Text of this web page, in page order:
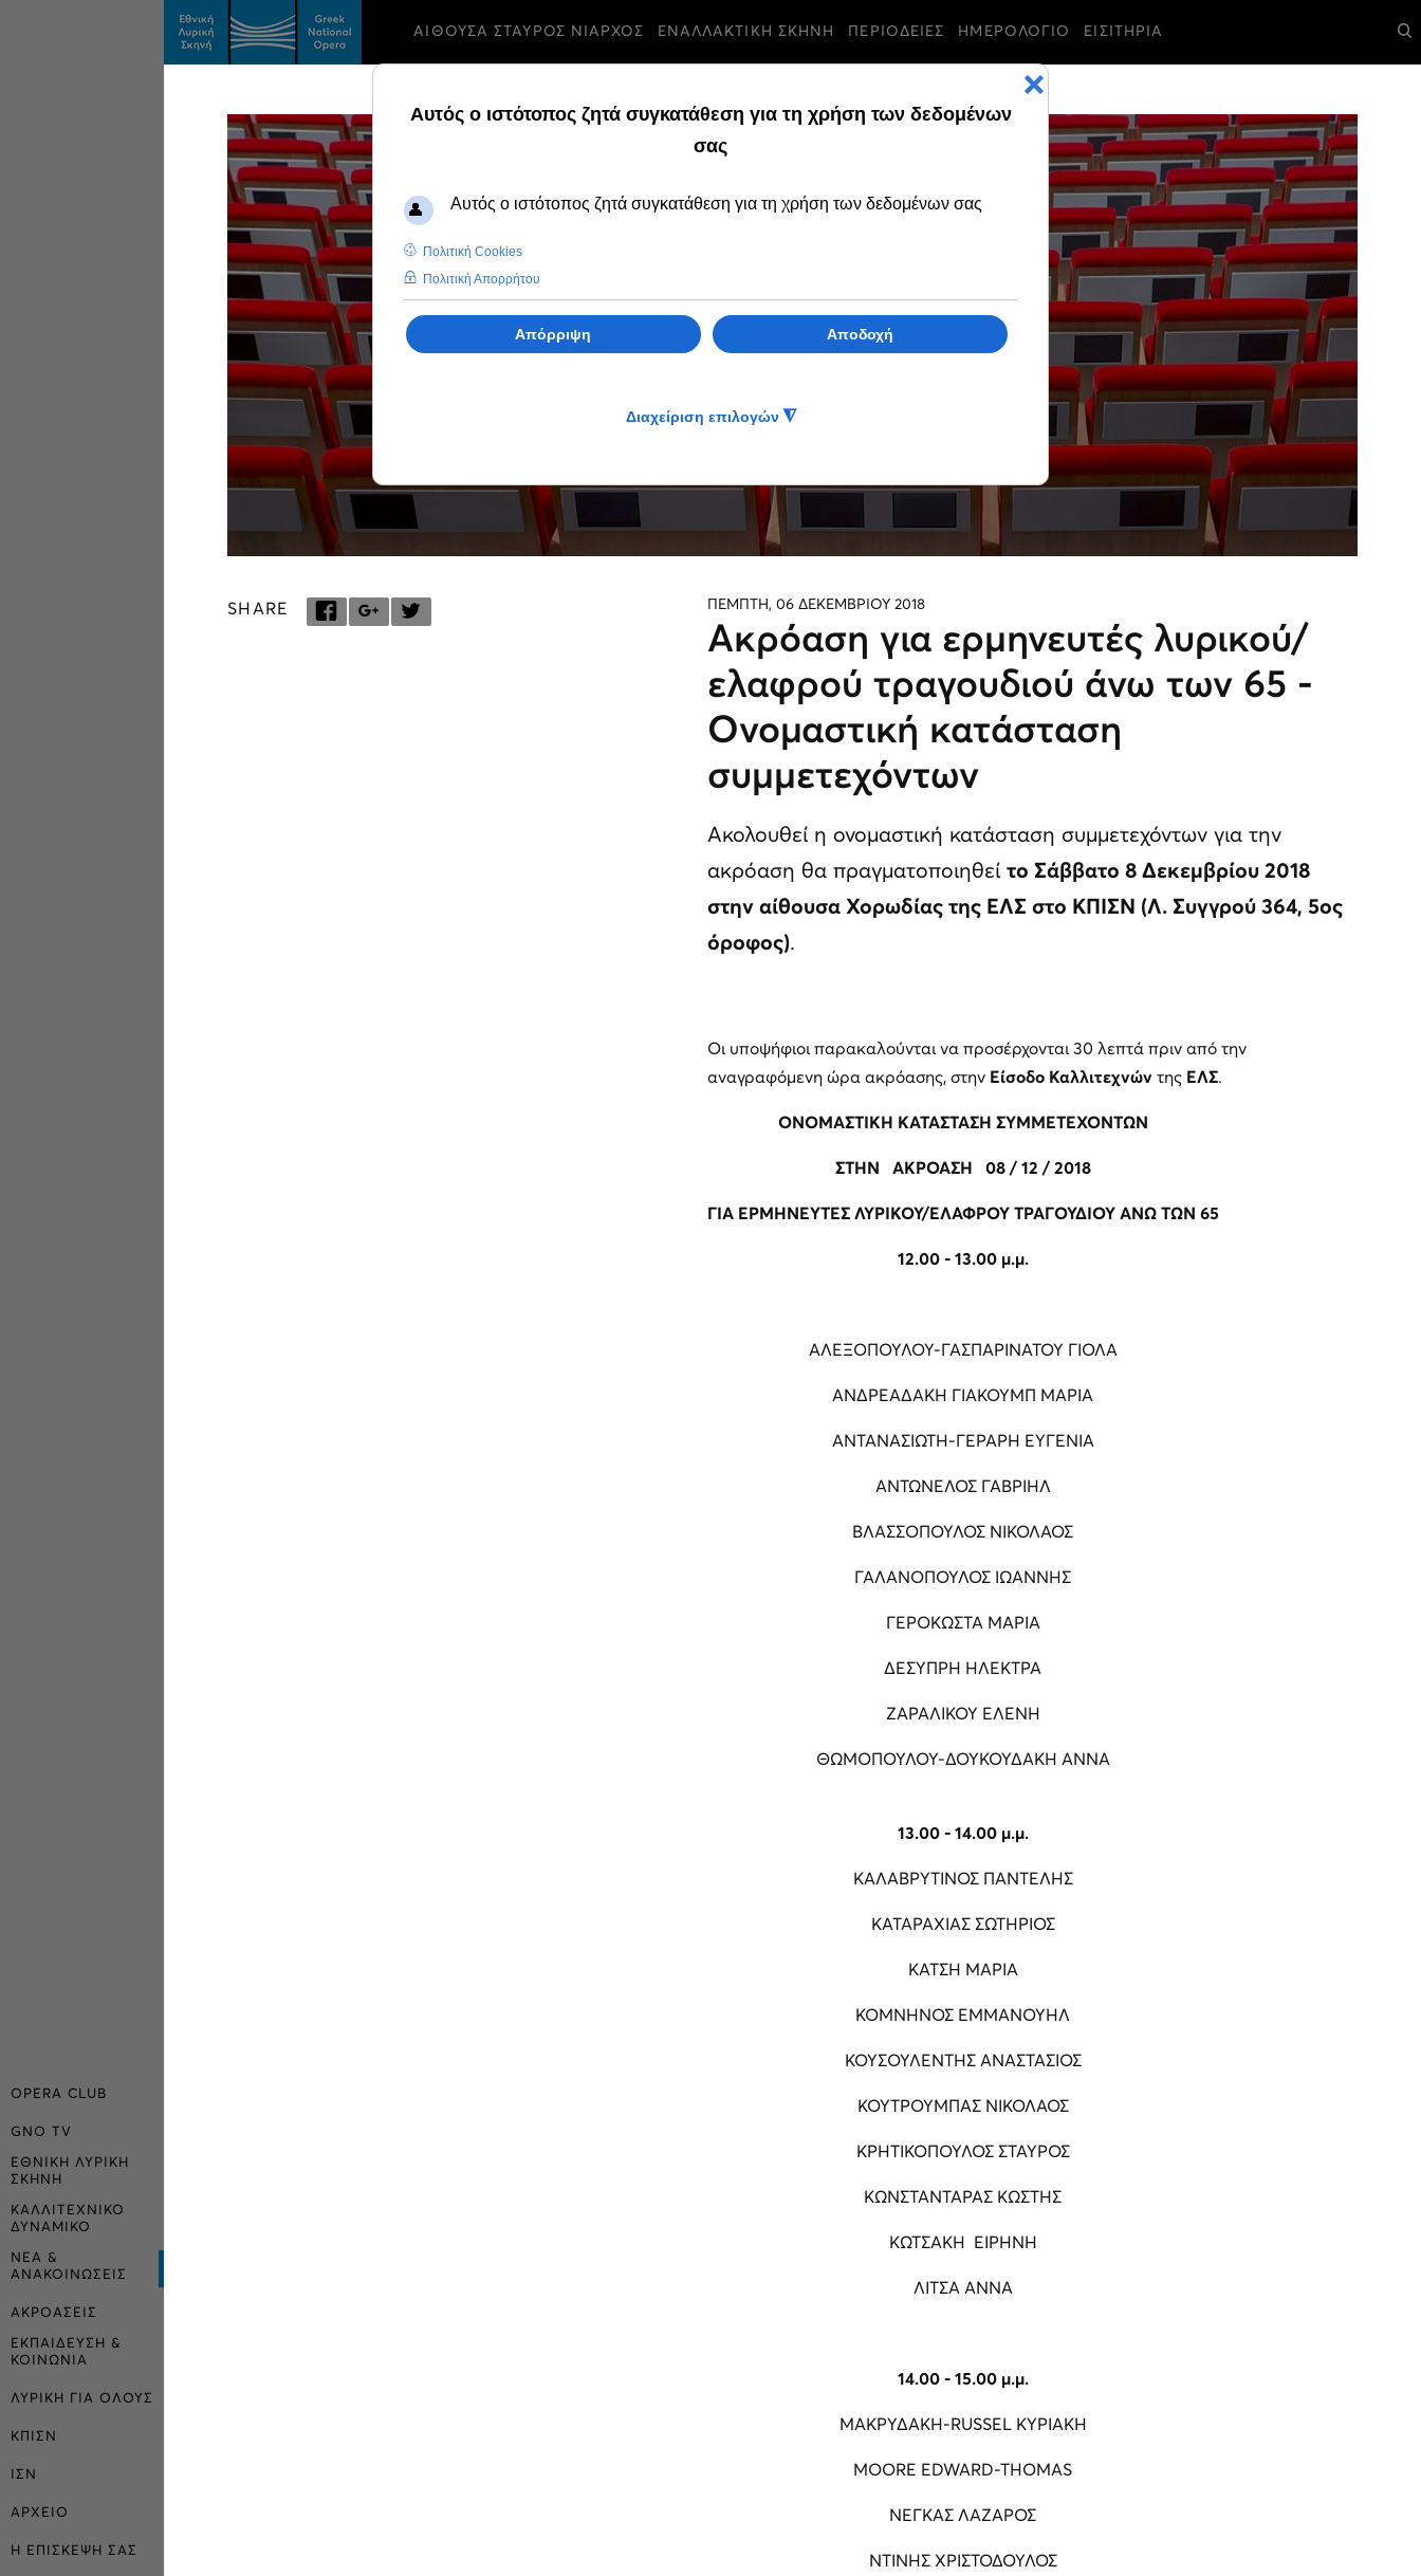
OPERA CLUB
GNO TV
ΕΘΝΙΚΗ ΛΥΡΙΚΗ
ΣΚΗΝΗ
ΚΑΛΛΙΤΕΧΝΙΚΟ
ΔΥΝΑΜΙΚΟ
ΝΕΑ &
ΑΝΑΚΟΙΝΩΣΕΙΣ
ΑΚΡΟΑΣΕΙΣ
ΕΚΠΑΙΔΕΥΣΗ &
ΚΟΙΝΩΝΙΑ
ΛΥΡΙΚΗ ΓΙΑ ΟΛΟΥΣ
ΚΠΙΣΝ
ΙΣΝ
ΑΡΧΕΙΟ
Η ΕΠΙΣΚΕΨΗ ΣΑΣ
ΑΙΘΟΥΣΑ ΣΤΑΥΡΟΣ ΝΙΑΡΧΟΣ ΕΝΑΛΛΑΚΤΙΚΗ ΣΚΗΝΗ ΠΕΡΙΟΔΕΙΕΣ ΗΜΕΡΟΛΟΓΙΟ ΕΙΣΙΤΗΡΙΑ
SHARE ΠΕΜΠΤΗ, 06 ΔΕΚΕΜΒΡΙΟΥ 2018
Ακρόαση για ερμηνευτές λυρικού/
ελαφρού τραγουδιού άνω των 65 -
Ονομαστική κατάσταση
συμμετεχόντων
Ακολουθεί η ονομαστική κατάσταση συμμετεχόντων για την
ακρόαση θα πραγματοποιηθεί το Σάββατο 8 Δεκεμβρίου 2018
στην αίθουσα Χορωδίας της ΕΛΣ στο ΚΠΙΣΝ (Λ. Συγγρού 364, 5ος
όροφος).
Οι υποψήφιοι παρακαλούνται να προσέρχονται 30 λεπτά πριν από την
αναγραφόμενη ώρα ακρόασης, στην Είσοδο ΚαλλιτεχνώντηςΕΛΣ.
ONOMAΣΤΙΚΗ ΚΑΤΑΣΤΑΣΗ ΣΥΜΜΕΤΕΧΟΝΤΩΝ
ΣΤΗΝ ΑΚΡΟΑΣΗ 08 / 12 / 2018
ΓΙΑ ΕΡΜΗΝΕΥΤΕΣ ΛΥΡΙΚΟΥ/ΕΛΑΦΡΟΥ ΤΡΑΓΟΥΔΙΟΥ ΑΝΩ ΤΩΝ 65
12.00 - 13.00 μ.μ.
ΑΛΕΞΟΠΟΥΛΟΥ-ΓΑΣΠΑΡΙΝΑΤΟΥ ΓΙΟΛΑ
ΑΝΔΡΕΑΔΑΚΗ ΓΙΑΚΟΥΜΠ ΜΑΡΙΑ
ΑΝΤΑΝΑΣΙΩΤΗ-ΓΕΡΑΡΗ ΕΥΓΕΝΙΑ
ΑΝΤΩΝΕΛΟΣ ΓΑΒΡΙΗΛ
ΒΛΑΣΣΟΠΟΥΛΟΣ ΝΙΚΟΛΑΟΣ
ΓΑΛΑΝΟΠΟΥΛΟΣ ΙΩΑΝΝΗΣ
ΓΕΡΟΚΩΣΤΑ ΜΑΡΙΑ
ΔΕΣΥΠΡΗ ΗΛΕΚΤΡΑ
ΖΑΡΑΛΙΚΟΥ ΕΛΕΝΗ
ΘΩΜΟΠΟΥΛΟΥ-ΔΟΥΚΟΥΔΑΚΗ ΑΝΝΑ
13.00 - 14.00 μ.μ.
ΚΑΛΑΒΡΥΤΙΝΟΣ ΠΑΝΤΕΛΗΣ
ΚΑΤΑΡΑΧΙΑΣ ΣΩΤΗΡΙΟΣ
ΚΑΤΣΗ ΜΑΡΙΑ
ΚΟΜΝΗΝΟΣ ΕΜΜΑΝΟΥΗΛ
ΚΟΥΣΟΥΛΕΝΤΗΣ ΑΝΑΣΤΑΣΙΟΣ
ΚΟΥΤΡΟΥΜΠΑΣ ΝΙΚΟΛΑΟΣ
ΚΡΗΤΙΚΟΠΟΥΛΟΣ ΣΤΑΥΡΟΣ
ΚΩΝΣΤΑΝΤΑΡΑΣ ΚΩΣΤΗΣ
ΚΩΤΣΑΚΗ ΕΙΡΗΝΗ
ΛΙΤΣΑ ΑΝΝΑ
14.00 - 15.00 μ.μ.
ΜΑΚΡΥΔΑΚΗ-RUSSEL ΚΥΡΙΑΚΗ
MOORE EDWARD-THOMAS
ΝΕΓΚΑΣ ΛΑΖΑΡΟΣ
ΝΤΙΝΗΣ ΧΡΙΣΤΟΔΟΥΛΟΣ